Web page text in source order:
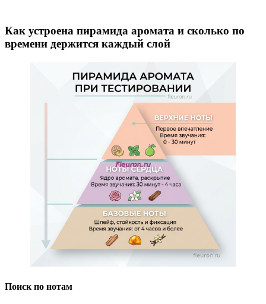
Как устроена пирамида аромата и сколько по
времени держится каждый слой
Поиск по нотам